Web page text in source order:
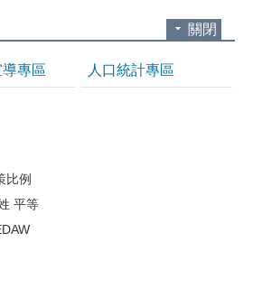
關閉
專區
比例
平等
人口統計專區